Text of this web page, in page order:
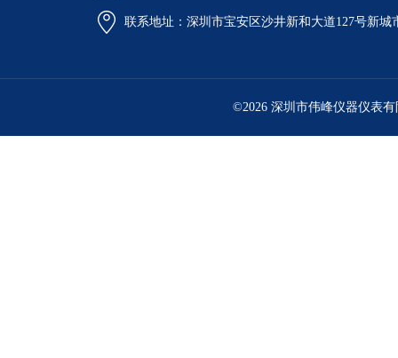
联系地址：深圳市宝安区沙井新和大道127号新城
©2026 深圳市伟峰仪器仪表